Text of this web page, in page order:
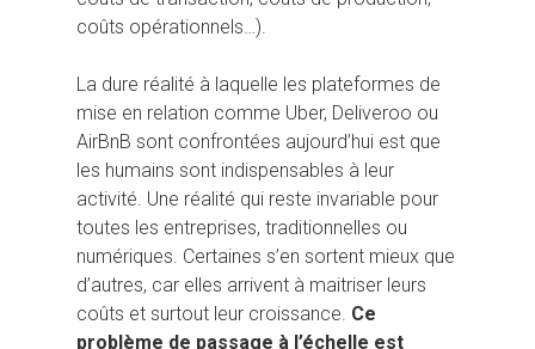
coûts opérationnels…).
La dure réalité à laquelle les plateformes de
mise en relation comme Uber, Deliveroo ou
AirBnB sont confrontées aujourd’hui est que
les humains sont indispensables à leur
activité. Une réalité qui reste invariable pour
toutes les entreprises, traditionnelles ou
numériques. Certaines s’en sortent mieux que
d’autres, car elles arrivent à maitriser leurs
coûts et surtout leur croissance. Ce
problème de passage à l’échelle est